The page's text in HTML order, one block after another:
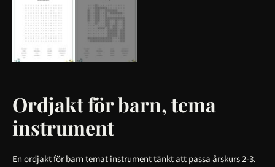
Ordjakt för barn, tema
instrument
En ordjakt för barn temat instrument tänkt att passa årskurs 2-3.